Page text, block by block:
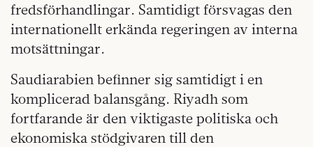
fredsförhandlingar. Samtidigt försvagas den
internationellt erkända regeringen av interna
motsättningar.
Saudiarabien befinner sig samtidigt i en
komplicerad balansgång. Riyadh som
fortfarande är den viktigaste politiska och
ekonomiska stödgivaren till den